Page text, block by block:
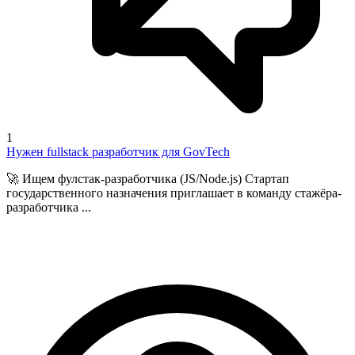
1
Нужен fullstack разработчик для GovTech
🚀 Ищем фулстак-разработчика (JS/Node.js) Стартап
государственного назначения приглашает в команду стажёра-
разработчика ...